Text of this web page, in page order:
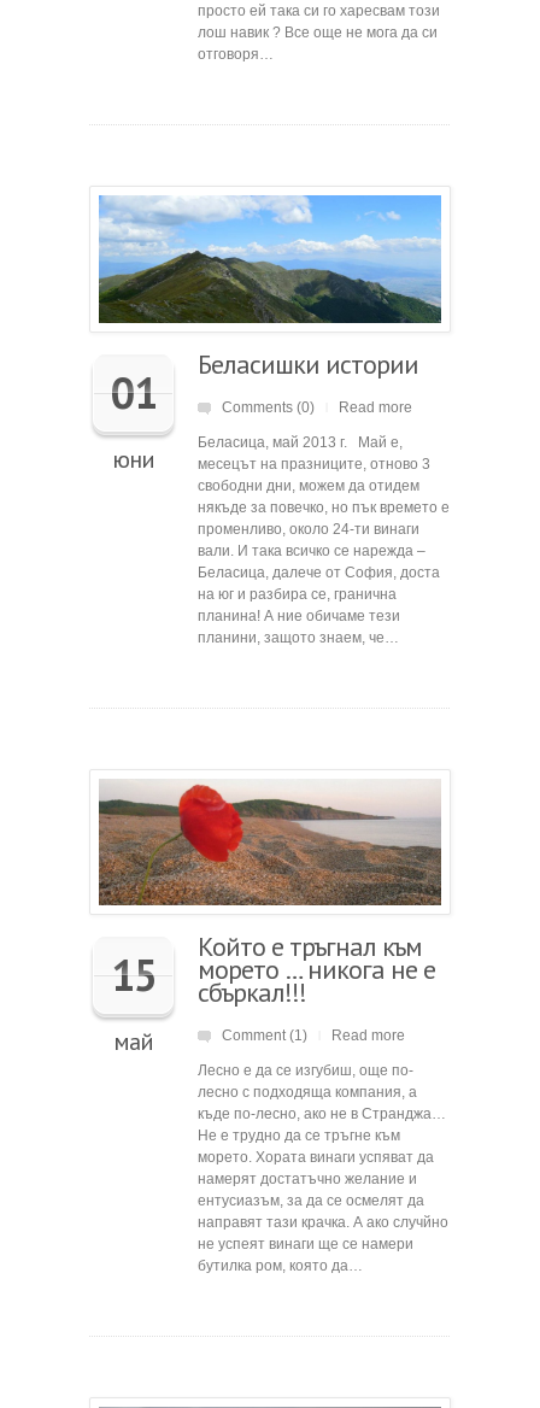
просто ей така си го харесвам този
лош навик ? Все още не мога да си
отговоря…
01
юни
Беласишки истории
Comments (0) Read more
Беласица, май 2013 г. Май е,
месецът на празниците, отново 3
свободни дни, можем да отидем
някъде за повечко, но пък времето е
променливо, около 24-ти винаги
вали. И така всичко се нарежда –
Беласица, далече от София, доста
на юг и разбира се, гранична
планина! А ние обичаме тези
планини, защото знаем, че…
15
май
Който е тръгнал към
морето … никога не е
сбъркал!!!
Comment (1) Read more
Лесно е да се изгубиш, още по-
лесно с подходяща компания, а
къде по-лесно, ако не в Странджа…
Не е трудно да се тръгне към
морето. Хората винаги успяват да
намерят достатъчно желание и
ентусиазъм, за да се осмелят да
направят тази крачка. А ако случйно
не успеят винаги ще се намери
бутилка ром, която да…